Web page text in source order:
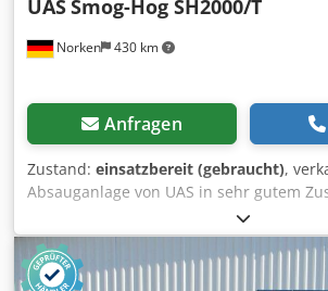
Norken 430 km
UASSmog-Hog SH2000/T
Anfragen
Zustand: einsatzbereit (gebraucht),
Absauganlage von UAS in sehr gutem
Absaugung funktioniert und kann sofort
werden! 2000m3/h Leistung Chedpfszh